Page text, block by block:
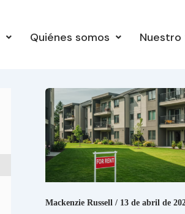
Quiénes somos
Mackenzie Russell / 13 de abril de
más
discriminación,
no
más
barreras:
qué
significa
para
la